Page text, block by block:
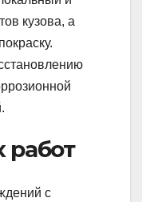
кузова, а
работ
с